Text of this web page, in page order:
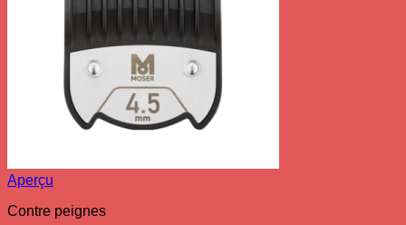
Aperçu
Contre peignes